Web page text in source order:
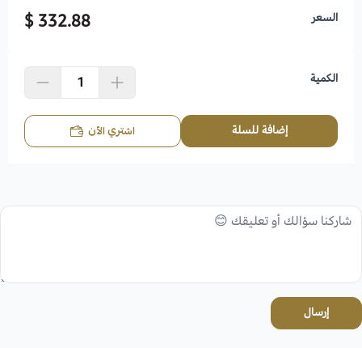
السعر 332.88 $
الكمية
إضافة للسلة اشتري الآن
إرسال